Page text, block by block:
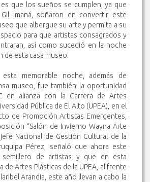
que los sueños se cumplen, ya que
Imaná, soñaron en convertir este
que albergue su arte y permita a su
para que artistas consagrados y
así como sucedió en la noche
de esta casa museo.
memorable noche, además de
museo, fue también la oportunidad
en alianza con la Carrera de Artes
Pública de El Alto (UPEA), en el
de Promoción Artistas Emergentes,
“Salón de Invierno Wayna Arte
Nacional de Gestión Cultural de la
Pérez, señaló que ahora este
semillero de artistas y que en esta
de Artes Plásticas de la UPEA, al frente
Arandia, este año llevan a cabo la